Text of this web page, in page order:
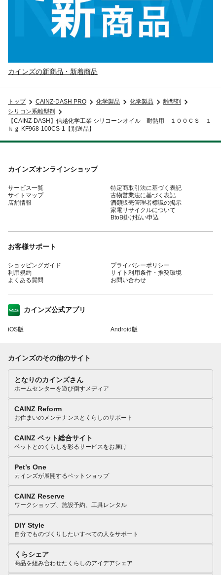
カインズの新商品・新着商品
トップ CAINZ-DASH PRO 化学製品 化学製品
離型剤
シリコン系離型剤
【CAINZ-DASH】信越化学工業 シリコーンオイル 耐熱用 １００ＣＳ １
ｋｇ KF968-100CS-1【別送品】
カインズオンラインショップ
サービス一覧
サイトマップ
店舗情報
特定商取引法に基づく表記
古物営業法に基づく表記
酒類販売管理者標識の掲示
家電リサイクルについて
BtoB掛け払い申込
お客様サポート
ショッピングガイド
利用規約
よくある質問
プライバシーポリシー
サイト利用条件・推奨環境
お問い合わせ
カインズ公式アプリ
iOS版 Android版
カインズのその他のサイト
となりのカインズさん
ホームセンターを遊び倒すメディア
CAINZ Reform
お住まいのメンテナンスとくらしのサポート
CAINZ ペット総合サイト
ペットとのくらしを彩るサービスをお届け
Pet’s One
カインズが展開するペットショップ
CAINZ Reserve
ワークショップ、施設予約、工具レンタル
DIY Style
自分でものづくりしたいすべての人をサポート
くらシェア
商品を組み合わせたくらしのアイデアシェア